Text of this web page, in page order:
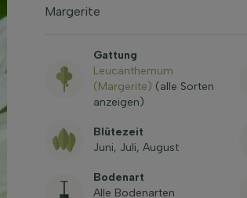
Margerite
Gattung
Leucanthemum
(Margerite) (alle Sorten
anzeigen)
Blütezeit
Juni, Juli, August
Bodenart
Alle Bodenarten